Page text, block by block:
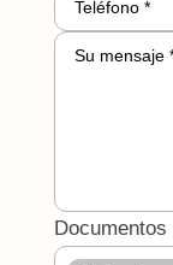
Documentos